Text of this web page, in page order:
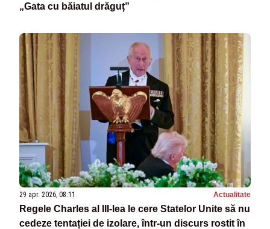
„Gata cu băiatul drăguț”
29 apr. 2026, 08:11 Actualitate
Regele Charles al III‑lea le cere Statelor Unite să nu
cedeze tentației de izolare, într-un discurs rostit în